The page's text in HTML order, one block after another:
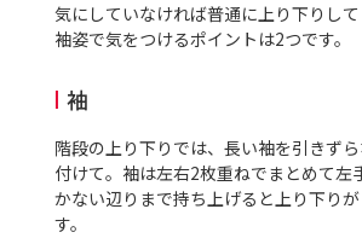
気にしていなければ普通に上り下りし
袖姿で気をつけるポイントは2つです。
袖
階段の上り下りでは、長い袖を引きず
付けて。袖は左右2枚重ねでまとめて左
かない辺りまで持ち上げると上り下り
す。